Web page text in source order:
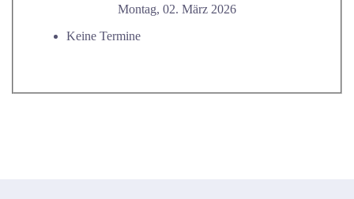
Montag, 02. März 2026
Keine Termine